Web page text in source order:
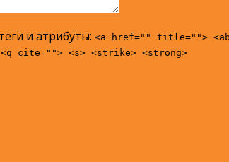
и атрибуты: <a href="" title="">
cite=""> <s> <strike> <strong>